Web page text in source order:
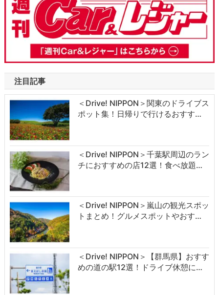
注目記事
＜Drive! NIPPON＞関東のドライブス
ポット集！日帰りで行けるおすす…
＜Drive! NIPPON＞千葉駅周辺のラン
チにおすすめの店12選！食べ放題…
＜Drive! NIPPON＞嵐山の観光スポッ
トまとめ！グルメスポットやおす…
＜Drive! NIPPON＞【群馬県】おすす
めの道の駅12選！ドライブ休憩に…